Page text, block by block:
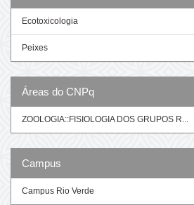
Ecotoxicologia
Peixes
Áreas do CNPq
ZOOLOGIA::FISIOLOGIA DOS GRUPOS R...
Campus
Campus Rio Verde